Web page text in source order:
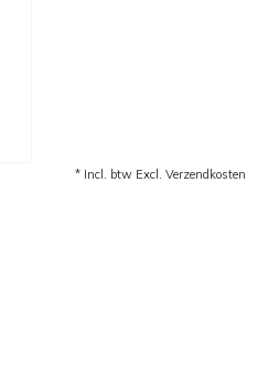
* Incl. btw Excl. Verzendkosten